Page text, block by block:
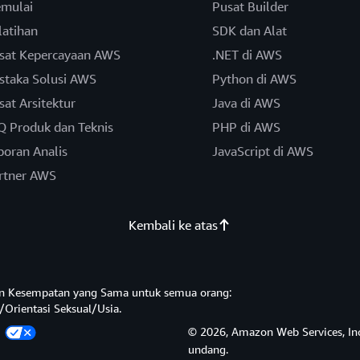
Kepercayaan AWS
Solusi AWS
Arsitektur
Produk dan Teknis
Analis
AWS
Pusat Builder
SDK dan Alat
.NET di AWS
Python di AWS
Java di AWS
PHP di AWS
JavaScript di AWS
Kembali ke atas
yang Sama untuk semua orang:
Seksual/Usia.
© 2026, Amazon Web Services,
undang.